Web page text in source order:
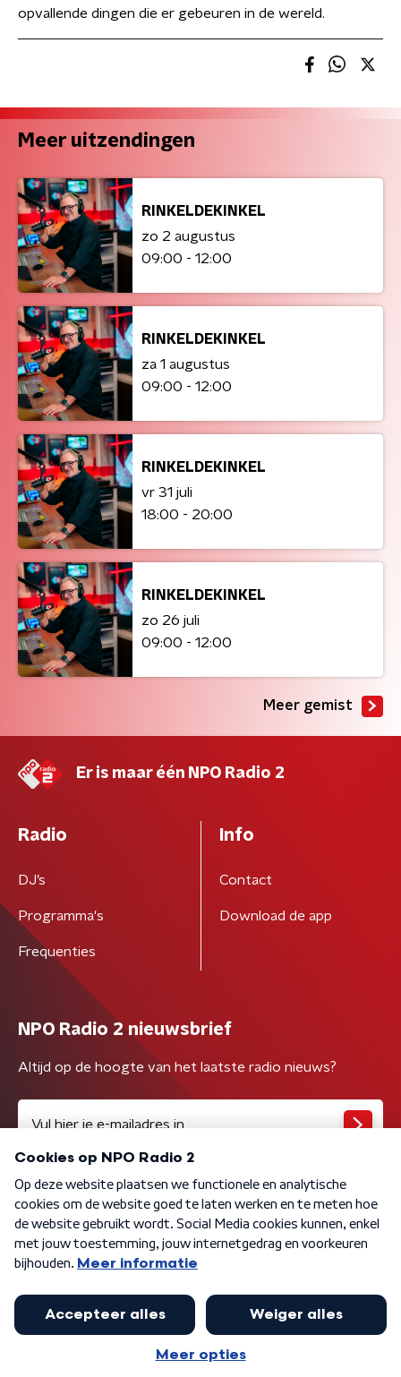
opvallende dingen die er gebeuren in de wereld.
Meer uitzendingen
RINKELDEKINKEL
zo 2 augustus
09:00 - 12:00
RINKELDEKINKEL
za 1 augustus
09:00 - 12:00
RINKELDEKINKEL
vr 31 juli
18:00 - 20:00
RINKELDEKINKEL
zo 26 juli
09:00 - 12:00
Meer gemist
Er is maar één NPO Radio 2
Radio
DJ’s
Programma's
Frequenties
Info
Contact
Download de app
NPO Radio 2 nieuwsbrief
Altijd op de hoogte van het laatste radio nieuws?
Algemene voorwaarden